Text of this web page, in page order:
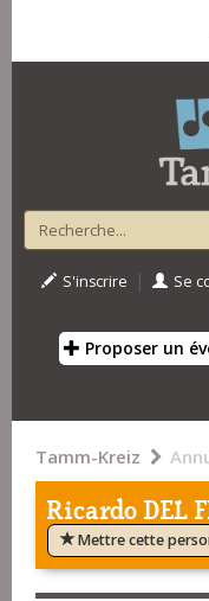
S'inscrire | Se
Proposer un
Tamm-Kreiz
Ricardo DEL
Mettre cette